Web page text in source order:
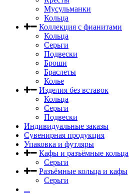
Мусульманки
Кольца
Коллекция с фианитами
Кольца
Серьги
Подвески
Броши
Браслеты
Колье
Изделия без вставок
Кольца
Серьги
Подвески
Индивидуальные заказы
Сувенирная продукция
Упаковка и футляры
Кафы и разъёмные кольца
Серьги
Разъёмные кольца и кафы
Серьги
...